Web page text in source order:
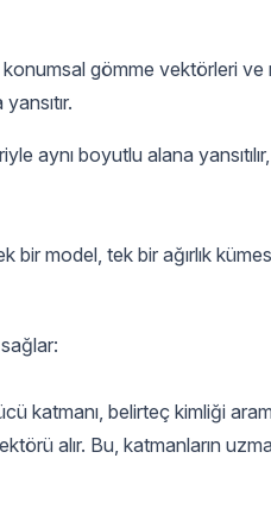
konumsal gömme vektörleri ve
aynı boyutlu alana
bir model, tek bir ağırlık
katmanı, belirteç kimliği
alır. Bu, katmanların